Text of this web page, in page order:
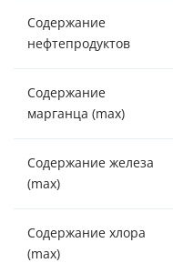
Содержание
нефтепродуктов
Содержание
марганца (max)
Содержание железа
(max)
Содержание хлора
(max)